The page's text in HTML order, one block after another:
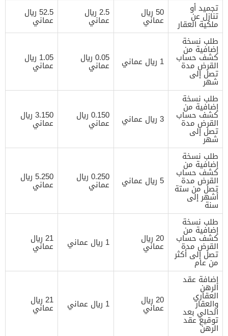
تجميد أو
تنازل عن
ملكية العقار
50 ريال
عماني
2.5 ريال
عماني
52.5 ريال
عماني
طلب نسخة
إضافية من
كشف حساب
القرض مدة
تصل إلى
شهر
1 ريال عماني 0.05 ريال
عماني
1.05 ريال
عماني
طلب نسخة
إضافية من
كشف حساب
القرض مدة
تصل إلى
شهر
3 ريال عماني 0.150 ريال
عماني
3.150 ريال
عماني
طلب نسخة
إضافية من
كشف حساب
القرض مدة
تصل من ستة
أشهر إلى
سنة
5 ريال عماني 0.250 ريال
عماني
5.250 ريال
عماني
طلب نسخة
إضافية من
كشف حساب
القرض مدة
تصل إلى أكثر
من عام
20 ريال
عماني 1 ريال عماني 21 ريال
عماني
إضافة عقد
الرهن
العقاري
والعقار
الحالي بعد
توقيع عقد
الرهن
20 ريال
عماني 1 ريال عماني 21 ريال
عماني